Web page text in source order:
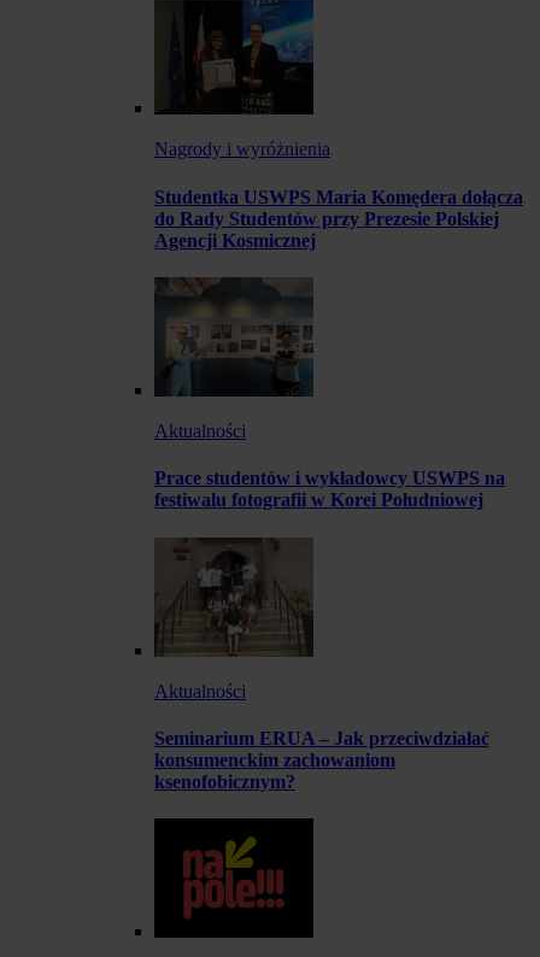
Nagrody i wyróżnienia
Studentka USWPS Maria Komędera dołącza
do Rady Studentów przy Prezesie Polskiej
Agencji Kosmicznej
Aktualności
Prace studentów i wykładowcy USWPS na
festiwalu fotografii w Korei Południowej
Aktualności
Seminarium ERUA – Jak przeciwdziałać
konsumenckim zachowaniom
ksenofobicznym?